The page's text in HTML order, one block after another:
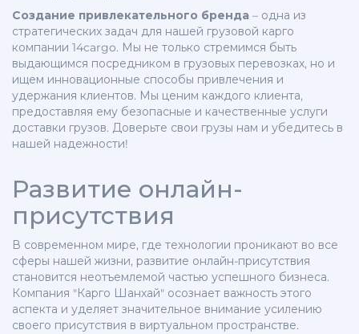
Создание привлекательного бренда – одна из
стратегических задач для нашей грузовой карго
компании 14cargo. Мы не только стремимся быть
выдающимся посредником в грузовых перевозках, но и
ищем инновационные способы привлечения и
удержания клиентов. Мы ценим каждого клиента,
предоставляя ему безопасные и качественные услуги
доставки грузов. Доверьте свои грузы нам и убедитесь в
нашей надежности!
Развитие онлайн-
присутствия
В современном мире, где технологии проникают во все
сферы нашей жизни, развитие онлайн-присутствия
становится неотъемлемой частью успешного бизнеса.
Компания "Карго Шанхай" осознает важность этого
аспекта и уделяет значительное внимание усилению
своего присутствия в виртуальном пространстве.